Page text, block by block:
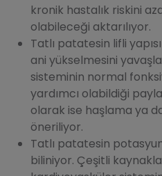
kronik hastalık riskini
olabileceği aktarılıyor.
Tatlı patatesin lifli
ani yükselmesini
sisteminin normal
yardımcı olabildiği
olarak ise haşlama ya
öneriliyor.
Tatlı patatesin
biliniyor. Çeşitli